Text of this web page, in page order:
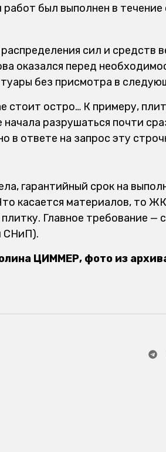
был выполнен в течение
сил и средств
оказался перед
без присмотра в
стоит остро… К примеру,
разрушаться почти
в ответе на запрос эту
гарантийный срок на
касается материалов, то
Главное требование —
СНиП).
ЦИММЕР, фото из